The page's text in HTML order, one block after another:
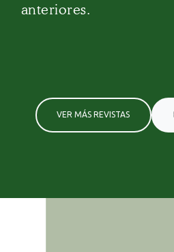
anteriores.
VER MÁS REVISTAS